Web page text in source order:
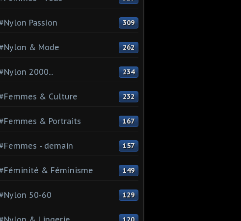
Passion 309
& Mode 262
2000... 234
& Culture 232
& Portraits 167
- demain 157
& Féminisme 149
50-60 129